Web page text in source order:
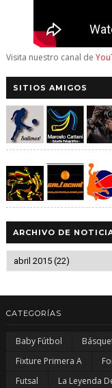
Visita nuestro canal de
SITIOS AMIGOS
ARCHIVO DE
CATEGORÍAS
Baby Fútbol
Fixture Primera A
Futsal
La Leyenda